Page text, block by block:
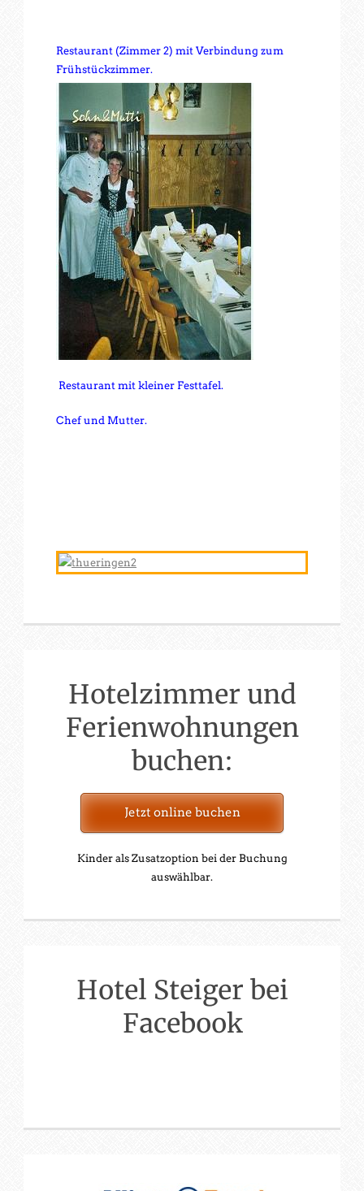
Restaurant (Zimmer 2) mit Verbindung zum
Frühstückzimmer.
Restaurant mit kleiner Festtafel.
Chef und Mutter.
Hotelzimmer und
Ferienwohnungen
buchen:
Jetzt online buchen
Kinder als Zusatzoption bei der Buchung
auswählbar.
Hotel Steiger bei
Facebook